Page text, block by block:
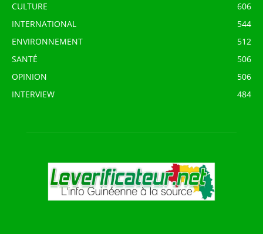
CULTURE
606
INTERNATIONAL
544
ENVIRONNEMENT
512
SANTÉ
506
OPINION
506
INTERVIEW
484